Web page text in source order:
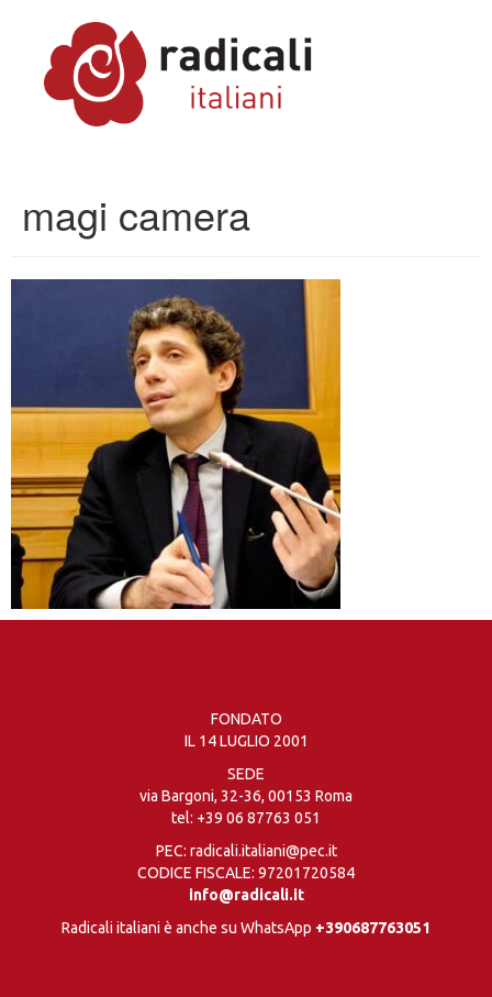
magi camera
FONDATO
IL 14 LUGLIO 2001
SEDE
via Bargoni, 32-36, 00153 Roma
tel: +39 06 87763 051
PEC: radicali.italiani@pec.it
CODICE FISCALE: 97201720584
info@radicali.it
Radicali italiani è anche su WhatsApp +390687763051